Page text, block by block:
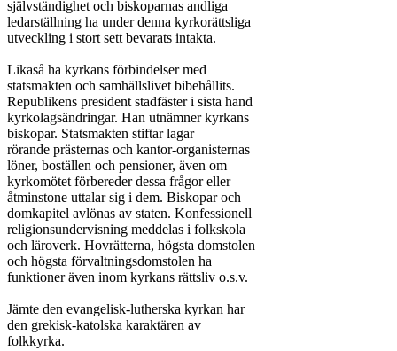
självständighet och biskoparnas andliga
ledarställning ha under denna kyrkorättsliga
utveckling i stort sett bevarats intakta.
Likaså ha kyrkans förbindelser med
statsmakten och samhällslivet bibehållits.
Republikens president stadfäster i sista hand
kyrkolagsändringar. Han utnämner kyrkans
biskopar. Statsmakten stiftar lagar
rörande prästernas och kantor-organisternas
löner, boställen och pensioner, även om
kyrkomötet förbereder dessa frågor eller
åtminstone uttalar sig i dem. Biskopar och
domkapitel avlönas av staten. Konfessionell
religionsundervisning meddelas i folkskola
och läroverk. Hovrätterna, högsta domstolen
och högsta förvaltningsdomstolen ha
funktioner även inom kyrkans rättsliv o.s.v.
Jämte den evangelisk-lutherska kyrkan har
den grekisk-katolska karaktären av
folkkyrka.